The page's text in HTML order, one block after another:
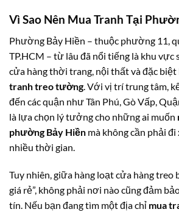
Vì Sao Nên Mua Tranh Tại
Phường Bảy Hiền – thuộc phường 11,
TP.HCM – từ lâu đã nổi tiếng là khu vực
cửa hàng thời trang, nội thất và đặc biệt
tranh treo tường . Với vị trí trung tâm,
đến các quận như Tân Phú, Gò Vấp,
là lựa chọn lý tưởng cho những ai muốn
phường Bảy Hiền mà không cần phải
nhiều thời gian.
Tuy nhiên, giữa hàng loạt cửa hàng treo
giá rẻ”, không phải nơi nào cũng đảm
tín. Nếu bạn đang tìm một địa chỉ mua